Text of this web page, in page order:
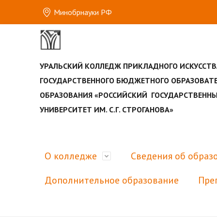
Минобрнауки РФ
УРАЛЬСКИЙ КОЛЛЕДЖ ПРИКЛАДНОГО
ГОСУДАРСТВЕННОГО БЮДЖЕТНОГО
ОБРАЗОВАНИЯ «РОССИЙСКИЙ
УНИВЕРСИТЕТ ИМ. С.Г. СТРОГАНОВА»
О колледже Сведения об
Дополнительное образование